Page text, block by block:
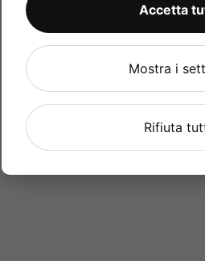
Accetta
Mostra i
Rifiuta